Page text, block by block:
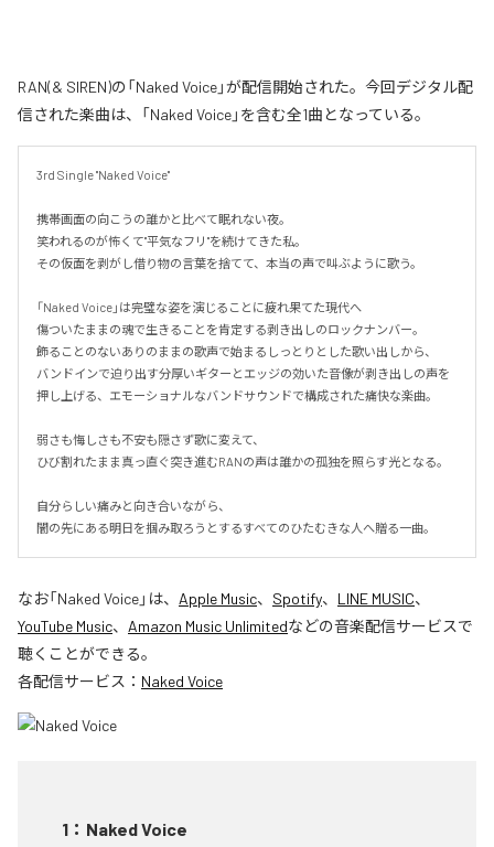
RAN(& SIREN)の「Naked Voice」が配信開始された。今回デジタル配
信された楽曲は、「Naked Voice」を含む全1曲となっている。
3rd Single "Naked Voice"
携帯画面の向こうの誰かと比べて眠れない夜。
笑われるのが怖くて"平気なフリ"を続けてきた私。
その仮面を剥がし借り物の言葉を捨てて、本当の声で叫ぶように歌う。
「Naked Voice」は完璧な姿を演じることに疲れ果てた現代へ
傷ついたままの魂で生きることを肯定する剥き出しのロックナンバー。
飾ることのないありのままの歌声で始まるしっとりとした歌い出しから、
バンドインで迫り出す分厚いギターとエッジの効いた音像が剥き出しの声を
押し上げる、エモーショナルなバンドサウンドで構成された痛快な楽曲。
弱さも悔しさも不安も隠さず歌に変えて、
ひび割れたまま真っ直ぐ突き進むRANの声は誰かの孤独を照らす光となる。
自分らしい痛みと向き合いながら、
闇の先にある明日を掴み取ろうとするすべてのひたむきな人へ贈る一曲。
なお「Naked Voice」は、 Apple Music、 Spotify、 LINE MUSIC、
YouTube Music、 Amazon Music Unlimitedなどの音楽配信サービスで
聴くことができる。
各配信サービス： Naked Voice
1 ： Naked Voice